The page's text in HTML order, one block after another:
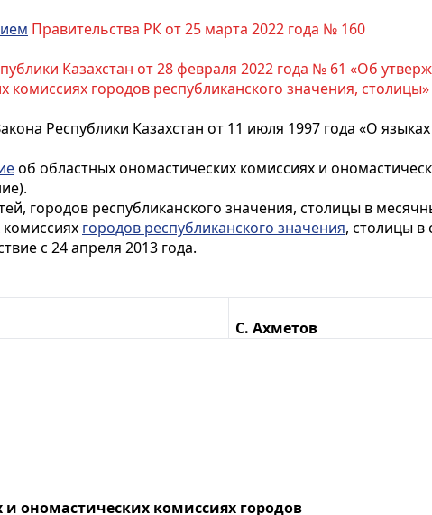
Правительства РК от 25 марта 2022 года № 160
Казахстан от 28 февраля 2022 года № 61 «Об
комиссиях городов республиканского значения, столицы»
Республики Казахстан от 11 июля 1997 года «О
об областных ономастических комиссиях и
городов республиканского значения, столицы в
городов республиканского значения, столицы в
с 24 апреля 2013 года.
С. Ахметов
ономастических комиссиях городов